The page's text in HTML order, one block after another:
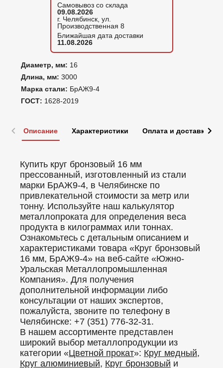
Диаметр, мм: 16
Длина, мм: 3000
Марка стали: БрАЖ9-4
ГОСТ: 1628-2019
Самовывоз со склада
09.08.2026
г. Челябинск, ул.
Производственная 8
Ближайшая дата доставки
11.08.2026
Описание Характеристики Оплата и доставка
Купить круг бронзовый 16 мм
прессованный, изготовленный из стали
марки БрАЖ9-4, в Челябинске по
привлекательной стоимости за метр или
тонну. Используйте наш калькулятор
металлопроката для определения веса
продукта в килограммах или тоннах.
Ознакомьтесь с детальным описанием и
характеристиками товара «Круг бронзовый
16 мм, БрАЖ9-4» на веб-сайте «Южно-
Уральская Металлопромышленная
Компания». Для получения
дополнительной информации либо
консультации от наших экспертов,
пожалуйста, звоните по телефону в
Челябинске: +7 (351) 776-32-31.
В нашем ассортименте представлен
широкий выбор металлопродукции из
категории «Цветной прокат»: Круг медный,
Круг алюминиевый, Круг бронзовый и